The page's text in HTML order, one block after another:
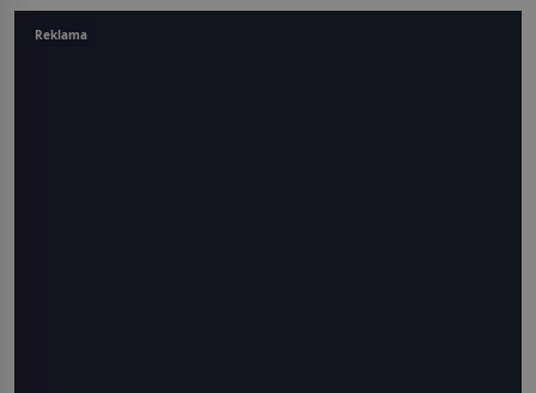
Reklama